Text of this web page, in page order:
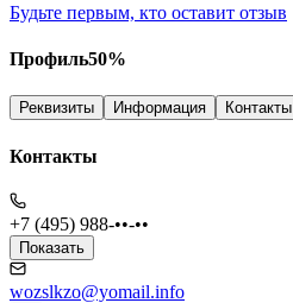
Будьте первым, кто оставит отзыв
Профиль50%
Реквизиты Информация Контакты
Контакты
+7 (495) 988-••-••
Показать
wozslkzo@yomail.info